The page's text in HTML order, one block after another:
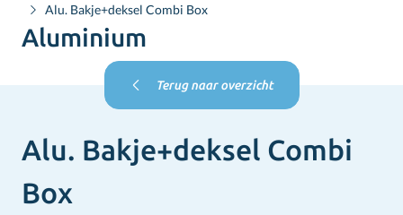
Alu. Bakje+deksel Combi Box
Aluminium
Terug naar overzicht
Alu. Bakje+deksel Combi
Box